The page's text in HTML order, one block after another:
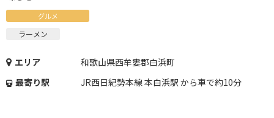
グルメ
ラーメン
エリア
和歌山県西牟婁郡白浜町
最寄り駅
JR西日紀勢本線 本白浜駅 から車で約10分